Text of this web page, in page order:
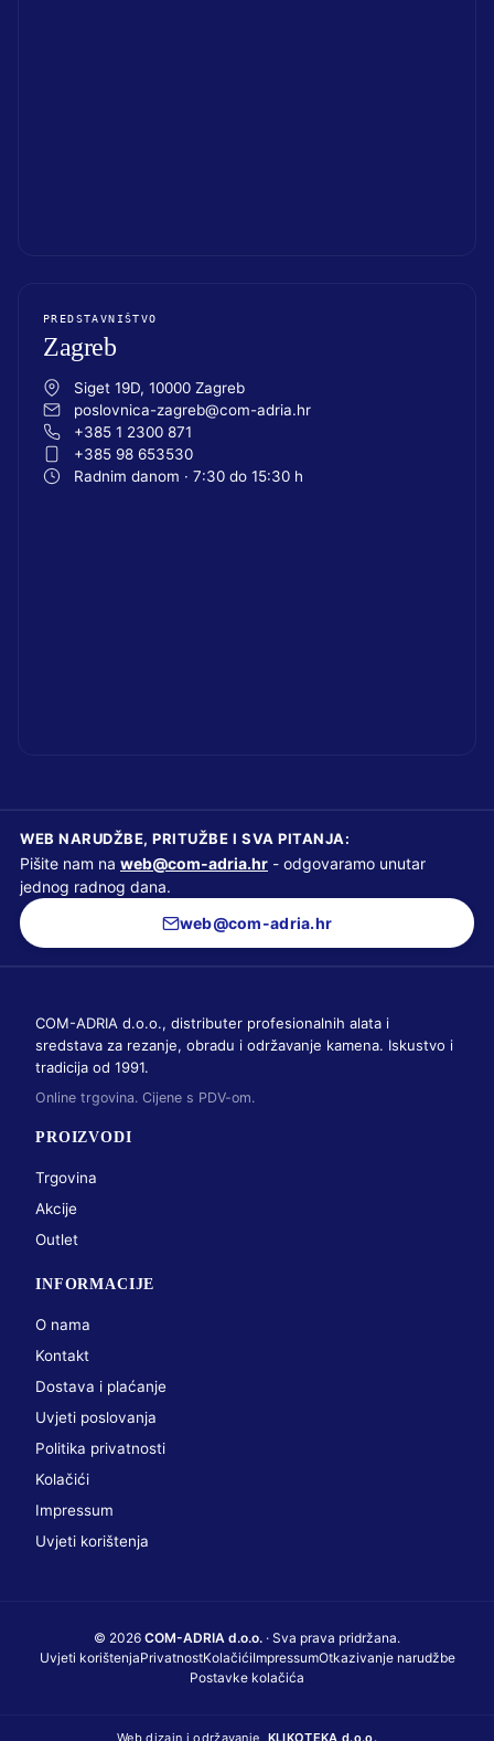
PREDSTAVNIŠTVO
Zagreb
Siget 19D, 10000 Zagreb
poslovnica-zagreb@com-adria.hr
+385 1 2300 871
+385 98 653530
Radnim danom · 7:30 do 15:30 h
WEB NARUDŽBE, PRITUŽBE I SVA PITANJA:
Pišite nam na web@com-adria.hr - odgovaramo unutar
jednog radnog dana.
web@com-adria.hr
COM-ADRIA d.o.o., distributer profesionalnih alata i
sredstava za rezanje, obradu i održavanje kamena. Iskustvo i
tradicija od 1991.
Online trgovina. Cijene s PDV-om.
PROIZVODI
Trgovina
Akcije
Outlet
INFORMACIJE
O nama
Kontakt
Dostava i plaćanje
Uvjeti poslovanja
Politika privatnosti
Kolačići
Impressum
Uvjeti korištenja
© 2026 COM-ADRIA d.o.o. · Sva prava pridržana.
Uvjeti korištenjaPrivatnostKolačićiImpressumOtkazivanje narudžbe
Postavke kolačića
Web dizajn i održavanje KLIKOTEKA d.o.o.